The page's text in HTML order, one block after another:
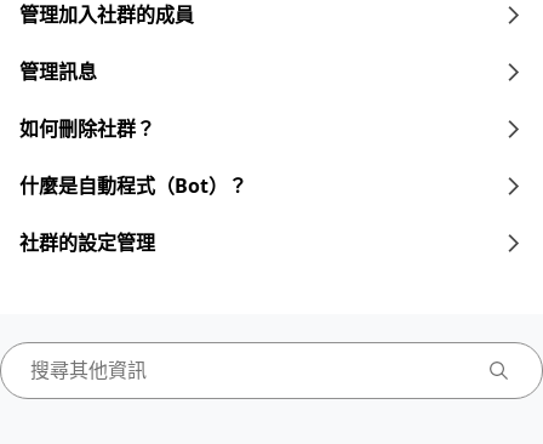
管理加入社群的成員
管理訊息
如何刪除社群？
什麼是自動程式（Bot）？
社群的設定管理